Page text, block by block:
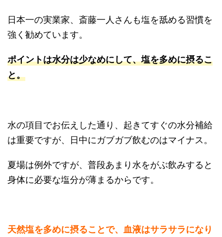
日本一の実業家、斎藤一人さんも塩を舐める習慣を
強く勧めています。
ポイントは水分は少なめにして、塩を多めに摂るこ
と。
水の項目でお伝えした通り、起きてすぐの水分補給
は重要ですが、日中にガブガブ飲むのはマイナス。
夏場は例外ですが、普段あまり水をがぶ飲みすると
身体に必要な塩分が薄まるからです。
天然塩を多めに摂ることで、血液はサラサラになり